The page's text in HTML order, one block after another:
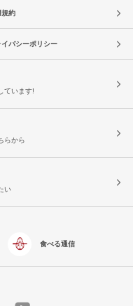
規約
イバシーポリシー
ています!
らから
い
食べる通信